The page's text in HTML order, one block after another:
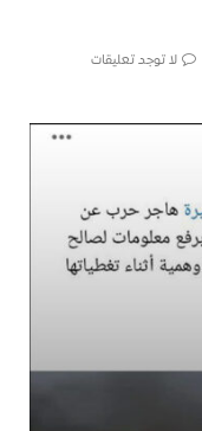
لا توجد تعليقات